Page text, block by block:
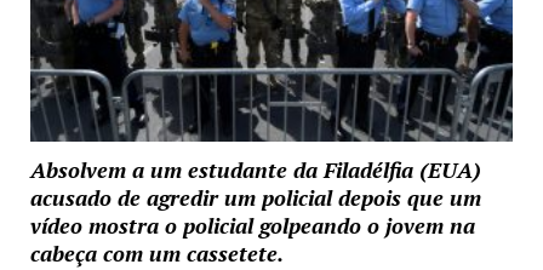
Absolvem a um estudante da Filadélfia (EUA)
acusado de agredir um policial depois que um
vídeo mostra o policial golpeando o jovem na
cabeça com um cassetete.